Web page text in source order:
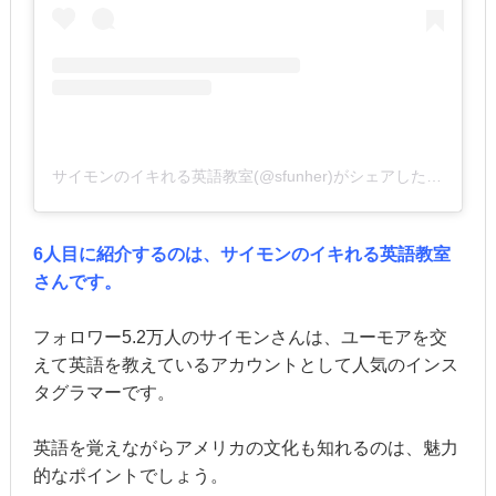
6人目に紹介するのは、サイモンのイキれる英語教室
さんです。
フォロワー5.2万人のサイモンさんは、ユーモアを交
えて英語を教えているアカウントとして人気のインス
タグラマーです。
英語を覚えながらアメリカの文化も知れるのは、魅力
的なポイントでしょう。